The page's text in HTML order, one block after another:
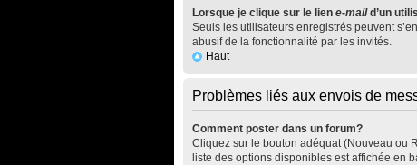
Lorsque je clique sur le lien e-maild’un
Seuls les utilisateurs enregistrés peuvent
abusif de la fonctionnalité par les invités.
Haut
Problèmes liés aux envois de
Comment poster dans un forum?
Cliquez sur le bouton adéquat (Nouveau ou
liste des options disponibles est affichée en